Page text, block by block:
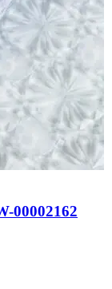
00002162